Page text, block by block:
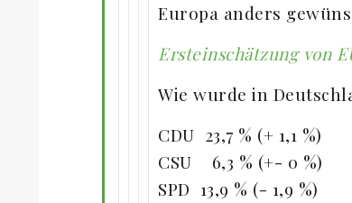
Europa anders
Ersteinschätzung von
Wie wurde in
CDU 23,7 % (+ 1,1 %)
CSU 6,3 % (+- 0 %)
SPD 13,9 % (- 1,9 %)